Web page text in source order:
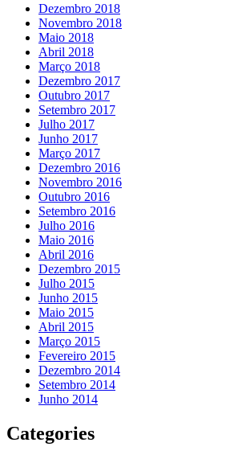
Dezembro 2018
Novembro 2018
Maio 2018
Abril 2018
Março 2018
Dezembro 2017
Outubro 2017
Setembro 2017
Julho 2017
Junho 2017
Março 2017
Dezembro 2016
Novembro 2016
Outubro 2016
Setembro 2016
Julho 2016
Maio 2016
Abril 2016
Dezembro 2015
Julho 2015
Junho 2015
Maio 2015
Abril 2015
Março 2015
Fevereiro 2015
Dezembro 2014
Setembro 2014
Junho 2014
Categories